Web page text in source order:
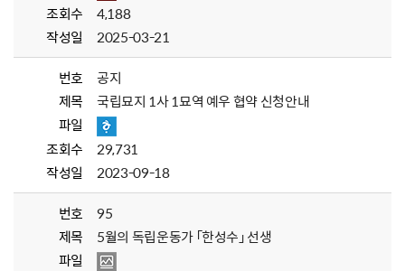
조회수
4,188
작성일
2025-03-21
번호
공지
제목
국립묘지 1사 1묘역 예우 협약 신청안내
파일
조회수
29,731
작성일
2023-09-18
번호
95
제목
5월의 독립운동가 「한성수」 선생
파일